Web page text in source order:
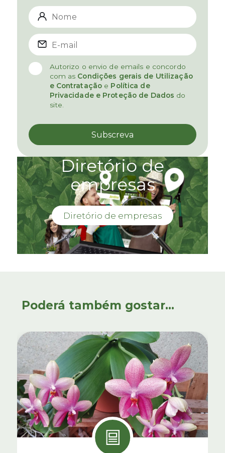
Autorizo o envio de emails e concordo
com as Condições gerais de Utilização
e Contratação e Política de
Privacidade e Proteção de Dados do
site.
Diretório de
empresas
Diretório de empresas
Poderá também gostar...